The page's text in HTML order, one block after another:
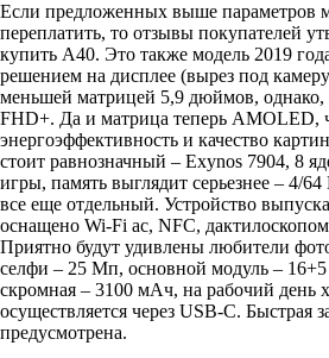
Если предложенных выше параметров
переплатить, то отзывы покупателей
купить A40. Это также модель 2019
решением на дисплее (вырез под
меньшей матрицей 5,9 дюймов,
FHD+. Да и матрица теперь AMOLED,
энергоэффективность и качество
стоит равнозначный – Exynos 7904, 8
игры, память выглядит серьезнее – 4/
все еще отдельный. Устройство
оснащено Wi-Fi ac, NFC,
Приятно будут удивлены любители
селфи – 25 Мп, основной модуль –
скромная – 3100 мАч, на рабочий день
осуществляется через USB-С. Быстрая
предусмотрена.